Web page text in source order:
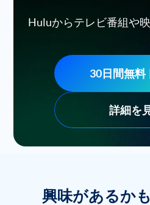
Huluからテレビ番組や
30日間無料
詳細を
興味があるか